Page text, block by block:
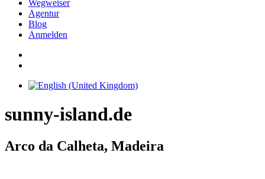
Wegweiser
Agentur
Blog
Anmelden
sunny-island.de
Arco da Calheta, Madeira